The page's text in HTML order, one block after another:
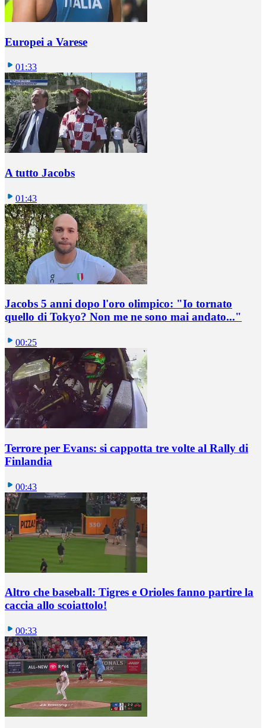
Europei a Varese
01:33
A tutto Jacobs
01:43
Jacobs 5 anni dopo l'oro olimpico: "Io tornato
quello di Tokyo? Non me ne sono mai andato..."
00:25
Terrore per Evans: si cappotta tre volte al Rally di
Finlandia
00:43
Altro che baseball: Tigres e Orioles fanno partire la
caccia allo scoiattolo!
00:33